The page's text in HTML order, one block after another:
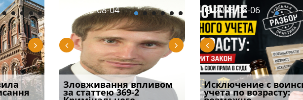
2026-08-06
Якщо суд встановив для
відшкодування шкоди
2026-08-06
Документи, на яких не
проставляється
2026-08-04
Зловживання впливом
за статтею 369-2
2026-08-04
Переоформлення
відстрочки за іншою
2026-08-05
Особливості захисту у
кримінальному
2026-08-06
Исключение с
учета по возрасту:
2026-07-30
Восьмий ААС
підтвердив, що